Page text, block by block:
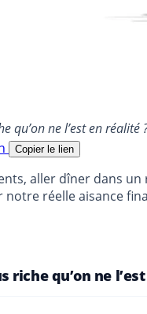
qu’on ne l’est en
Copier le lien
aller dîner dans
réelle aisance
riche qu’on ne